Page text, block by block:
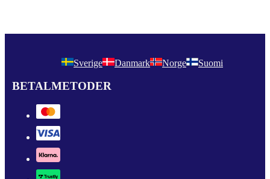
Sverige Danmark Norge Suomi
BETALMETODER